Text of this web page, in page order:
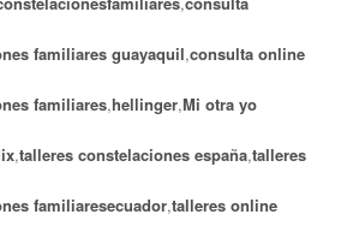
familiares guayaquil,consulta online
familiares,hellinger,Mi otra yo
,talleres constelaciones españa,talleres
familiaresecuador,talleres online